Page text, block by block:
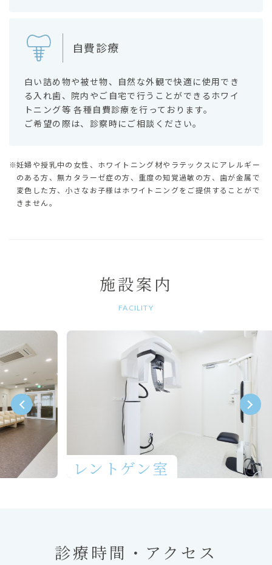
自費診療
白い詰め物や被せ物、自然な外観で快適に使用でき
る入れ歯、院内やご自宅で行うことができるホワイ
トニング等 各種自費診療を行っております。
ご希望の際は、診察時にご相談ください。
妊婦や授乳中の女性、ホワイトニング材やラテックスにアレルギー
のある方、無カタラーゼ症の方、重度の知覚過敏の方、歯が金属で
変色した方、小さなお子様はホワイトニングをご提供することがで
きません。
施設案内
FACILITY
レントゲン室
診療時間・アクセス